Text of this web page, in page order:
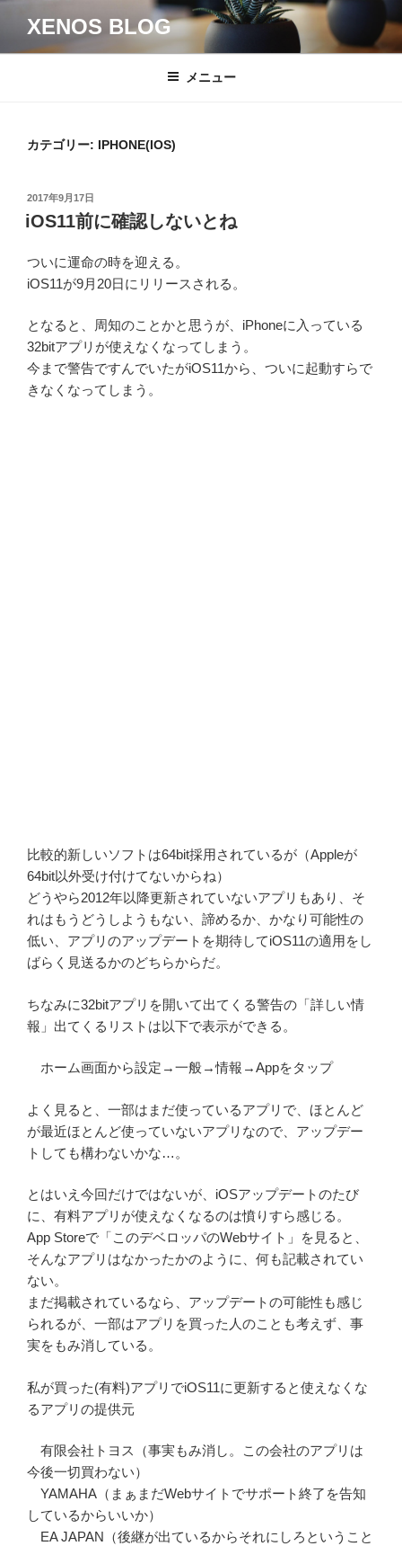
テ
XENOS BLOG
メニュー
カテゴリー: IPHONE(IOS)
投
稿
日:
2017年9月17日
iOS11前に確認しないとね
ついに運命の時を迎える。
iOS11が9月20日にリリースされる。
となると、周知のことかと思うが、iPhoneに入っている
32bitアプリが使えなくなってしまう。
今まで警告ですんでいたがiOS11から、ついに起動すらで
きなくなってしまう。
比較的新しいソフトは64bit採用されているが（Appleが
64bit以外受け付けてないからね）
どうやら2012年以降更新されていないアプリもあり、そ
れはもうどうしようもない、諦めるか、かなり可能性の
低い、アプリのアップデートを期待してiOS11の適用をし
ばらく見送るかのどちらからだ。
ちなみに32bitアプリを開いて出てくる警告の「詳しい情
報」出てくるリストは以下で表示ができる。
ホーム画面から設定→一般→情報→Appをタップ
よく見ると、一部はまだ使っているアプリで、ほとんど
が最近ほとんど使っていないアプリなので、アップデー
トしても構わないかな…。
とはいえ今回だけではないが、iOSアップデートのたび
に、有料アプリが使えなくなるのは憤りすら感じる。
App Storeで「このデベロッパのWebサイト」を見ると、
そんなアプリはなかったかのように、何も記載されてい
ない。
まだ掲載されているなら、アップデートの可能性も感じ
られるが、一部はアプリを買った人のことも考えず、事
実をもみ消している。
私が買った(有料)アプリでiOS11に更新すると使えなくな
るアプリの提供元
有限会社トヨス（事実もみ消し。この会社のアプリは
今後一切買わない）
YAMAHA（まぁまだWebサイトでサポート終了を告知
しているからいいか）
EA JAPAN（後継が出ているからそれにしろということ